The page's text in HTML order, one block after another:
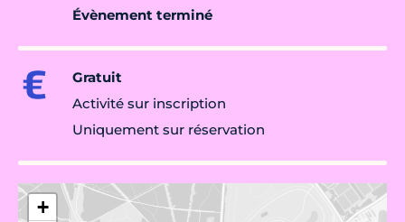
Évènement terminé
Gratuit
Activité sur inscription
Uniquement sur réservation
+